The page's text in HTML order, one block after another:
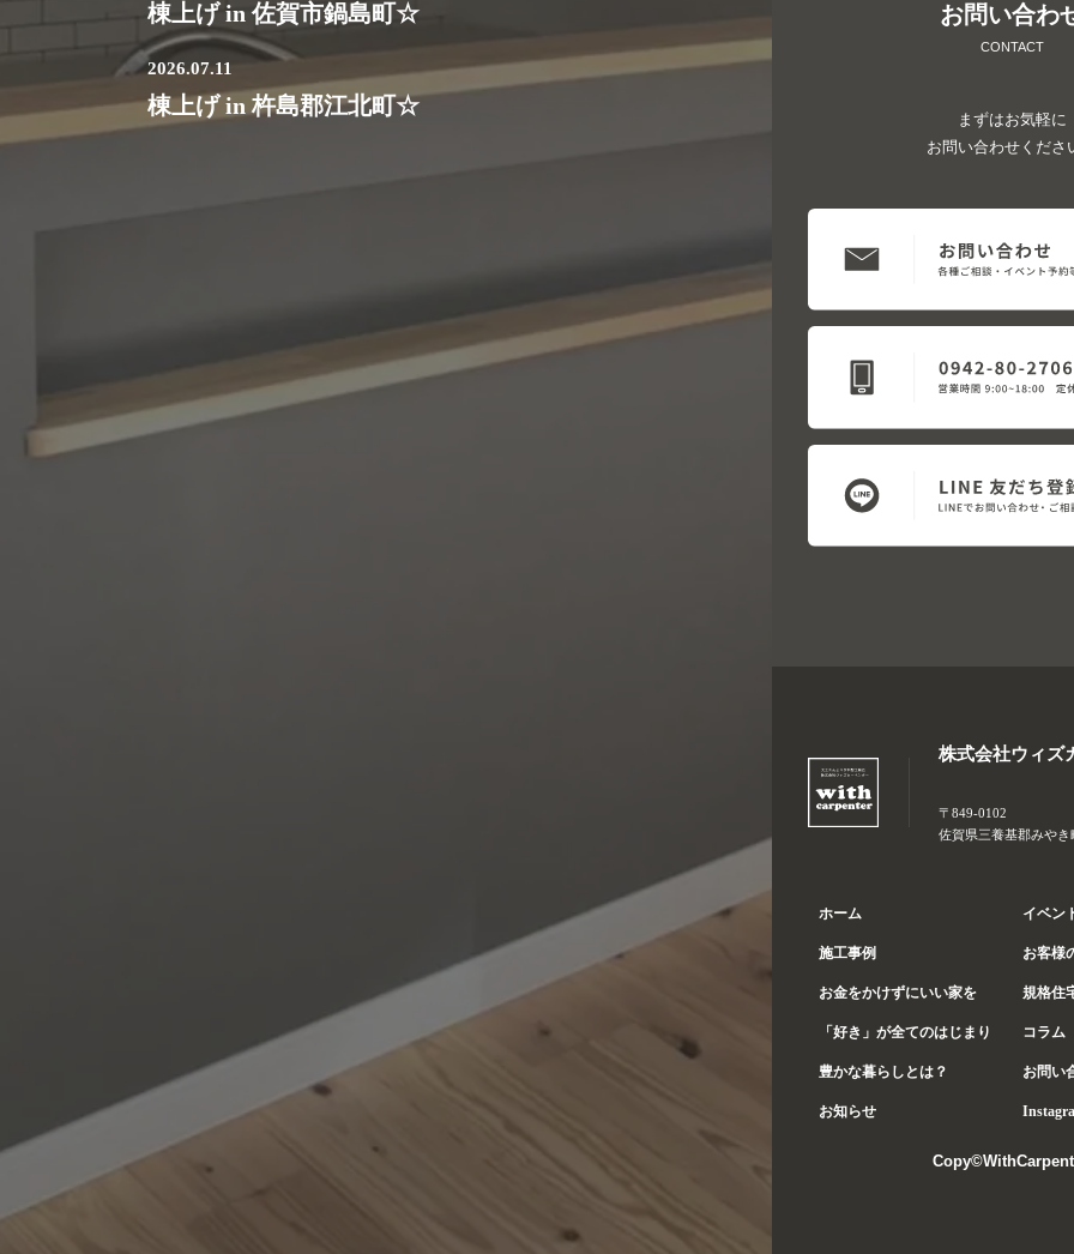
お問い合わ
CONTACT
まずはお気軽に
お問い合わせくださ
株式会社ウィズ
〒849-0102
佐賀県三養基郡みや
ホーム
施工事例
お金をかけずにいい家を
「好き」が全てのはじまり
豊かな暮らしとは？
お知らせ
イベン
お客様
規格住
コラム
お問い
棟上げ in 佐賀市鍋島町☆
2026.07.11
棟上げ in 杵島郡江北町☆